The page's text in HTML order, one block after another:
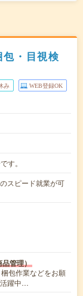
・目視検
み WEB登録OK
す。
スピード就業が可
品管理）
包作業などをお願
活躍中…